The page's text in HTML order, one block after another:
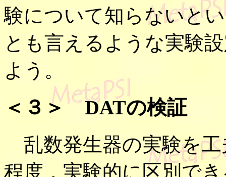
験について知らないと
とも言えるような実験
よう。
＜３＞ DATの検証
乱数発生器の実験を工
程度，実験的に区別で